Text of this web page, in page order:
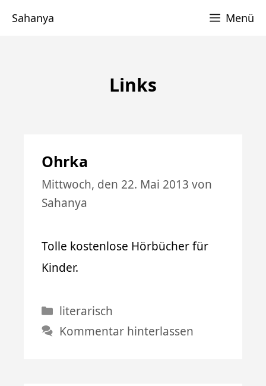
Sahanya Menü
Links
Ohrka
Mittwoch, den 22. Mai 2013 von
Sahanya
Tolle kostenlose Hörbücher für
Kinder.
Kategorien
literarisch
Kommentar hinterlassen